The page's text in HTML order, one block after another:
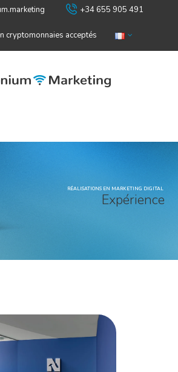
+34 655 905 491
cryptomonnaies acceptés
RÉALISATIONS EN MARKETING DIGITAL
Expérience